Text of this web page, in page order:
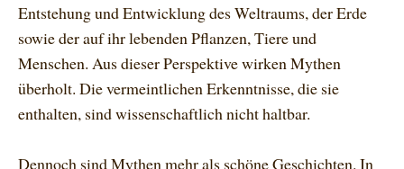
Entstehung und Entwicklung des Weltraums, der Erde
sowie der auf ihr lebenden Pflanzen, Tiere und
Menschen. Aus dieser Perspektive wirken Mythen
überholt. Die vermeintlichen Erkenntnisse, die sie
enthalten, sind wissenschaftlich nicht haltbar.
Dennoch sind Mythen mehr als schöne Geschichten. In